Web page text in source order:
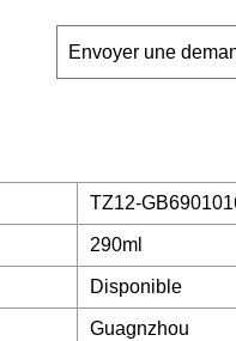
Envoyer une
TZ12-
290ml
Disponible
Guagnzhou